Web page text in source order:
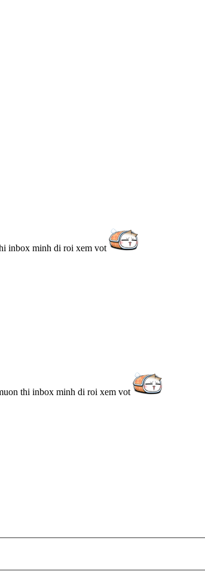
inbox minh di roi xem vot
thi inbox minh di roi xem vot